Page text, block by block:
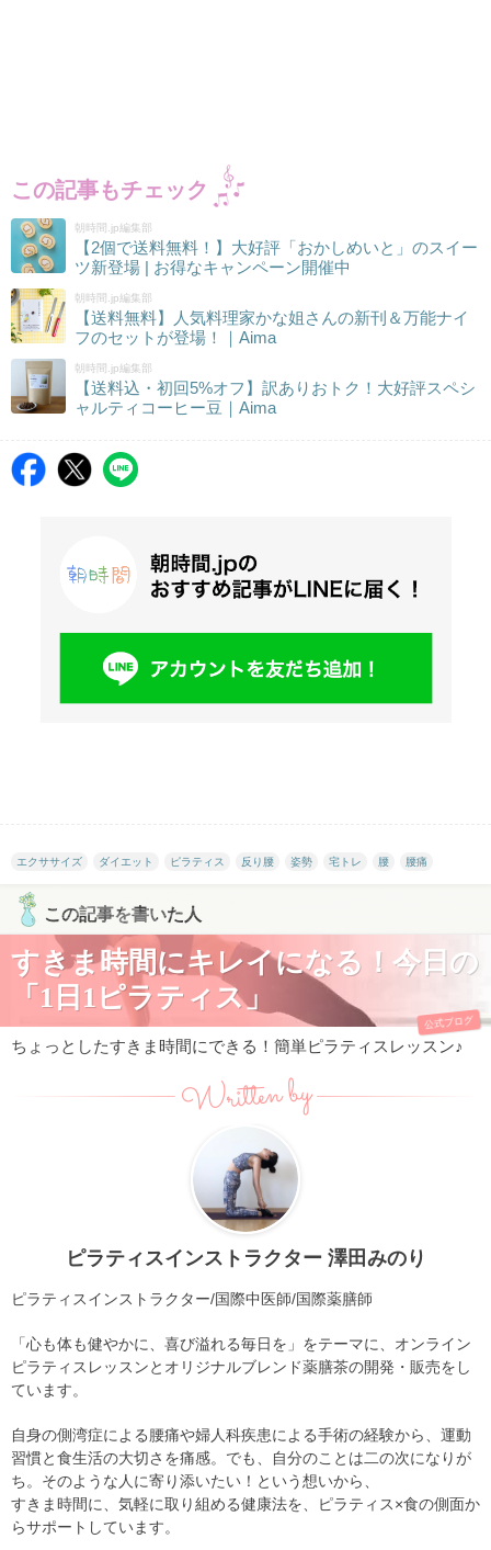
この記事もチェック
朝時間.jp編集部
【2個で送料無料！】大好評「おかしめいと」のスイー
ツ新登場 | お得なキャンペーン開催中
朝時間.jp編集部
【送料無料】人気料理家かな姐さんの新刊＆万能ナイ
フのセットが登場！｜Aima
朝時間.jp編集部
【送料込・初回5%オフ】訳ありおトク！大好評スペシ
ャルティコーヒー豆｜Aima
エクササイズ ダイエット ピラティス 反り腰 姿勢 宅トレ 腰 腰痛
この記事を書いた人
すきま時間にキレイになる！今日の
「1日1ピラティス」
公式ブログ
ちょっとしたすきま時間にできる！簡単ピラティスレッスン♪
Written by
ピラティスインストラクター 澤田みのり
ピラティスインストラクター/国際中医師/国際薬膳師
「心も体も健やかに、喜び溢れる毎日を」をテーマに、オンライン
ピラティスレッスンとオリジナルブレンド薬膳茶の開発・販売をし
ています。
自身の側湾症による腰痛や婦人科疾患による手術の経験から、運動
習慣と食生活の大切さを痛感。でも、自分のことは二の次になりが
ち。そのような人に寄り添いたい！という想いから、
すきま時間に、気軽に取り組める健康法を、ピラティス×食の側面か
らサポートしています。